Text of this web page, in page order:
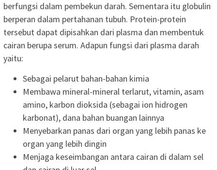
berfungsi dalam pembekun darah. Sementara itu globulin
berperan dalam pertahanan tubuh. Protein-protein
tersebut dapat dipisahkan dari plasma dan membentuk
cairan berupa serum. Adapun fungsi dari plasma darah
yaitu:
Sebagai pelarut bahan-bahan kimia
Membawa mineral-mineral terlarut, vitamin, asam
amino, karbon dioksida (sebagai ion hidrogen
karbonat), dana bahan buangan lainnya
Menyebarkan panas dari organ yang lebih panas ke
organ yang lebih dingin
Menjaga keseimbangan antara cairan di dalam sel